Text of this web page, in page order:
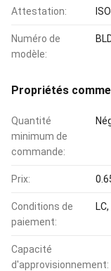
Attestation:
Numéro de
modèle:
Propriétés
Quantité
minimum de
commande:
Prix:
Conditions de
paiement:
Capacité
d'approvisionnement: